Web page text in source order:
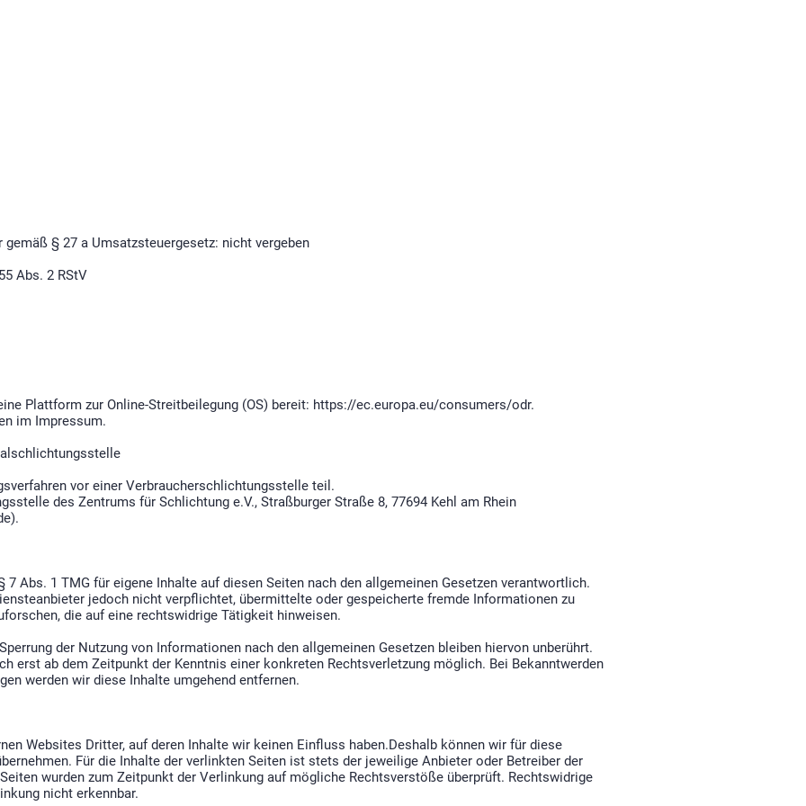
§ 27 a Umsatzsteuergesetz: nicht vergeben
Abs. 2 RStV
Plattform zur Online-Streitbeilegung (OS) bereit: https://ec.europa.eu/consumers/odr.
im Impressum.
vor einer Verbraucherschlichtungsstelle teil.
des Zentrums für Schlichtung e.V., Straßburger Straße 8, 77694 Kehl am Rhein
).
Abs. 1 TMG für eigene Inhalte auf diesen Seiten nach den allgemeinen Gesetzen verantwortlich.
jedoch nicht verpflichtet, übermittelte oder gespeicherte fremde Informationen zu
die auf eine rechtswidrige Tätigkeit hinweisen.
der Nutzung von Informationen nach den allgemeinen Gesetzen bleiben hiervon unberührt.
erst ab dem Zeitpunkt der Kenntnis einer konkreten Rechtsverletzung möglich. Bei Bekanntwerden
werden wir diese Inhalte umgehend entfernen.
Websites Dritter, auf deren Inhalte wir keinen Einfluss haben.Deshalb können wir für diese
Für die Inhalte der verlinkten Seiten ist stets der jeweilige Anbieter oder Betreiber der
wurden zum Zeitpunkt der Verlinkung auf mögliche Rechtsverstöße überprüft. Rechtswidrige
nicht erkennbar.